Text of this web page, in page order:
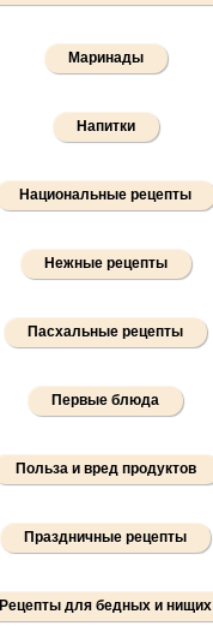
Маринады
Напитки
Национальные рецепты
Нежные рецепты
Пасхальные рецепты
Первые блюда
Польза и вред продуктов
Праздничные рецепты
Рецепты для бедных и нищих